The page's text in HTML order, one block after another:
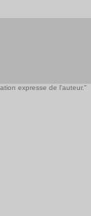
expresse de l'auteur."